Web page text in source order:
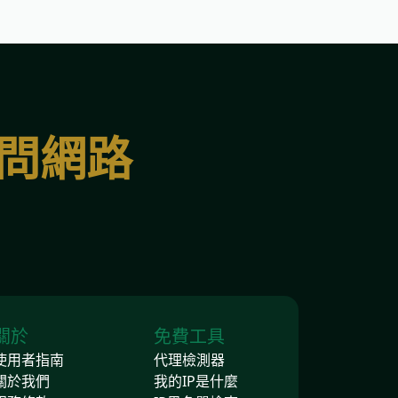
網路
於
用者指南
於我們
免費工具
代理檢測器
我的IP是什麼